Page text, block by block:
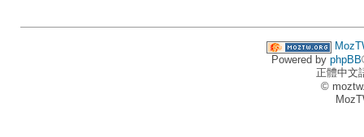
Powered by phpBB
正體中文
©